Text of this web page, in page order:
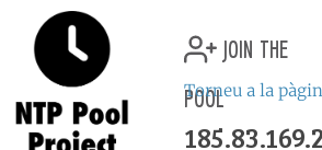
join the
pool
Torneu a la